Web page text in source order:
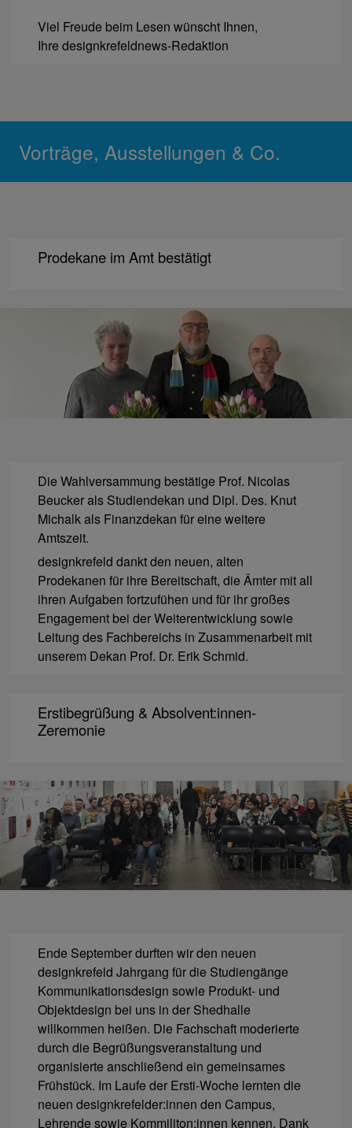
Viel Freude beim Lesen wünscht Ihnen,
Ihre designkrefeldnews-Redaktion
Vorträge, Ausstellungen & Co.
Prodekane im Amt bestätigt
Die Wahlversammung bestätige Prof. Nicolas
Beucker als Studiendekan und Dipl. Des. Knut
Michalk als Finanzdekan für eine weitere
Amtszeit.
designkrefeld dankt den neuen, alten
Prodekanen für ihre Bereitschaft, die Ämter mit all
ihren Aufgaben fortzufühen und für ihr großes
Engagement bei der Weiterentwicklung sowie
Leitung des Fachbereichs in Zusammenarbeit mit
unserem Dekan Prof. Dr. Erik Schmid.
Erstibegrüßung & Absolvent:innen-
Zeremonie
Ende September durften wir den neuen
designkrefeld Jahrgang für die Studiengänge
Kommunikationsdesign sowie Produkt- und
Objektdesign bei uns in der Shedhalle
willkommen heißen. Die Fachschaft moderierte
durch die Begrüßungsveranstaltung und
organisierte anschließend ein gemeinsames
Frühstück. Im Laufe der Ersti-Woche lernten die
neuen designkrefelder:innen den Campus,
Lehrende sowie Kommiliton:innen kennen. Dank